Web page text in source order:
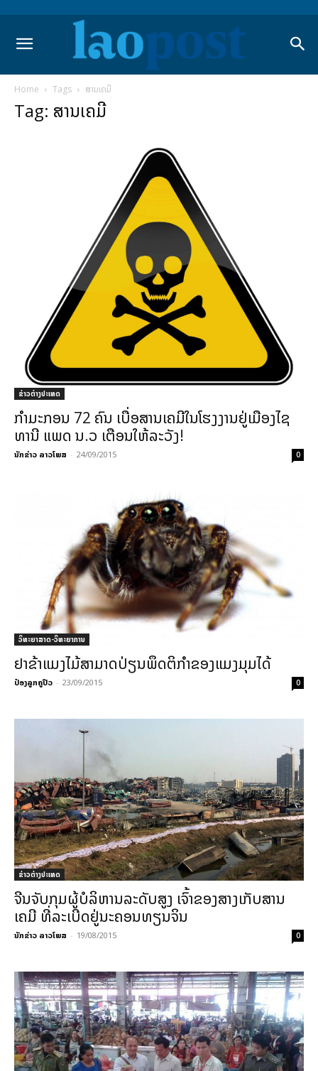
Home Tags ສານເຄມີ
Tag: ສານເຄມີ
ຂ່າວຕ່າງປະເທດ
ກຳມະກອນ 72 ຄົນ ເບື່ອສານເຄມີໃນໂຮງງານຢູ່ເມືອງໄຊ
ທານີ ແພດ ນ.ວ ເຕືອນໃຫ້ລະວັງ!
ນັກຂ່າວ ລາວໂພສ - 24/09/2015 0
ວິທະຍາສາດ-ວິທະຍາການ
ຢາຂ້າແມງໄມ້ສາມາດປ່ຽນພຶດຕິກຳຂອງແມງມຸມໄດ້
ປ໋ອງລູກຄູປິວ - 23/09/2015 0
ຂ່າວຕ່າງປະເທດ
ຈີນຈັບກຸມຜູ້ບໍລິຫານລະດັບສູງ ເຈົ້າຂອງສາງເກັບສານ
ເຄມີ ທີ່ລະເບີດຢູ່ນະຄອນທຽນຈິນ
ນັກຂ່າວ ລາວໂພສ - 19/08/2015 0